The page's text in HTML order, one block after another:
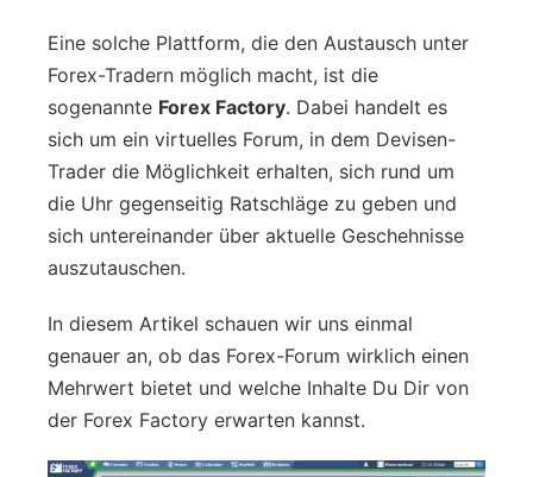
Eine solche Plattform, die den Austausch unter
Forex-Tradern möglich macht, ist die
sogenannte Forex Factory. Dabei handelt es
sich um ein virtuelles Forum, in dem Devisen-
Trader die Möglichkeit erhalten, sich rund um
die Uhr gegenseitig Ratschläge zu geben und
sich untereinander über aktuelle Geschehnisse
auszutauschen.
In diesem Artikel schauen wir uns einmal
genauer an, ob das Forex-Forum wirklich einen
Mehrwert bietet und welche Inhalte Du Dir von
der Forex Factory erwarten kannst.